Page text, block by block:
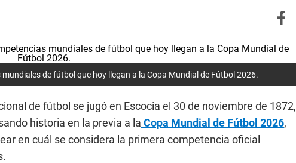
de fútbol que hoy llegan a la Copa Mundial de Fútbol 2026.
de fútbol se jugó en Escocia el 30 de noviembre de 1872,
historia en la previa a la Copa Mundial de Fútbol 2026,
en cuál se considera la primera competencia oficial